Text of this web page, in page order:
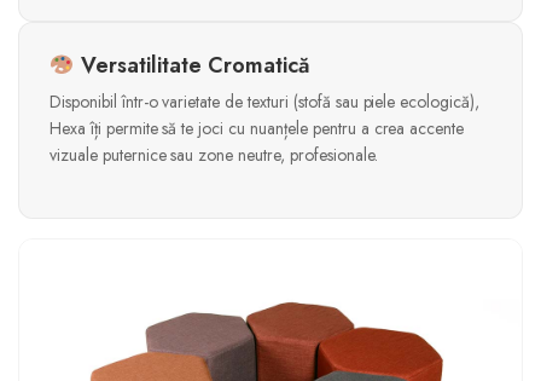
Versatilitate Cromatică
Disponibil într-o varietate de texturi (stofă sau piele ecologică),
Hexa îți permite să te joci cu nuanțele pentru a crea accente
vizuale puternice sau zone neutre, profesionale.